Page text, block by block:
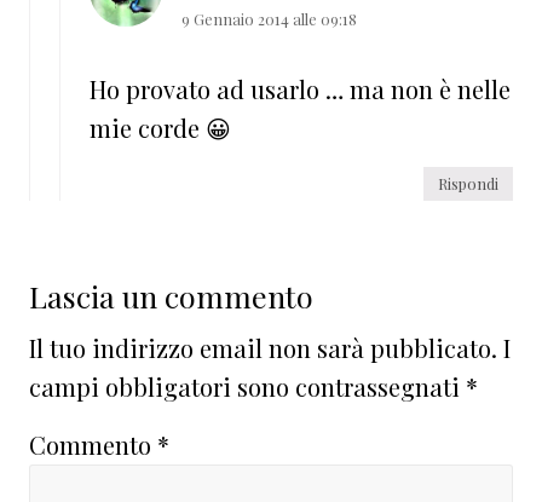
9 Gennaio 2014 alle 09:18
Ho provato ad usarlo … ma non è nelle
mie corde 😀
Rispondi
Lascia un commento
Il tuo indirizzo email non sarà pubblicato. I
campi obbligatori sono contrassegnati *
Commento *